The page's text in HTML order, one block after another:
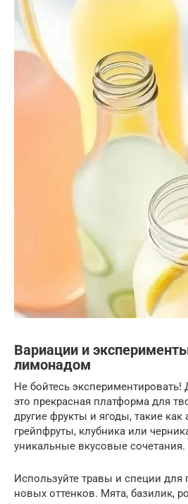
Вариации и
лимонадом
Не бойтесь
это прекрасная платформа для
другие фрукты и ягоды, такие
грейпфруты, клубника или
уникальные вкусовые сочетания.
Используйте травы и специи
новых оттенков. Мята, базилик,